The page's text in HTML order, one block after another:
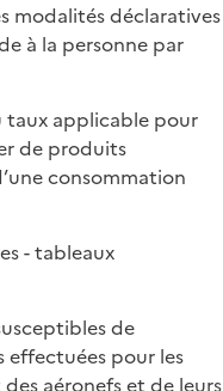
modalités déclaratives
à la personne par
taux applicable pour
de produits
consommation
- tableaux
de
effectuées pour les